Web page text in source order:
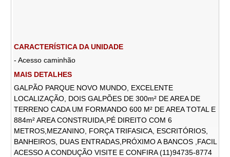
CARACTERÍSTICA DA UNIDADE
- Acesso caminhão
MAIS DETALHES
GALPÃO PARQUE NOVO MUNDO, EXCELENTE
LOCALIZAÇÃO, DOIS GALPÕES DE 300m² DE AREA DE
TERRENO CADA UM FORMANDO 600 M² DE AREA TOTAL E
884m² AREA CONSTRUIDA,PÉ DIREITO COM 6
METROS,MEZANINO, FORÇA TRIFASICA, ESCRITÓRIOS,
BANHEIROS, DUAS ENTRADAS,PRÓXIMO A BANCOS ,FACIL
ACESSO A CONDUÇÃO VISITE E CONFIRA (11)94735-8774